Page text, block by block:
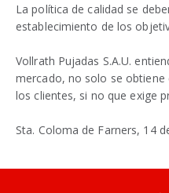
La política de calidad se
establecimiento de los
Vollrath Pujadas S.A.U.
mercado, no solo se obtiene
los clientes, si no que exige
Sta. Coloma de Farners, 14